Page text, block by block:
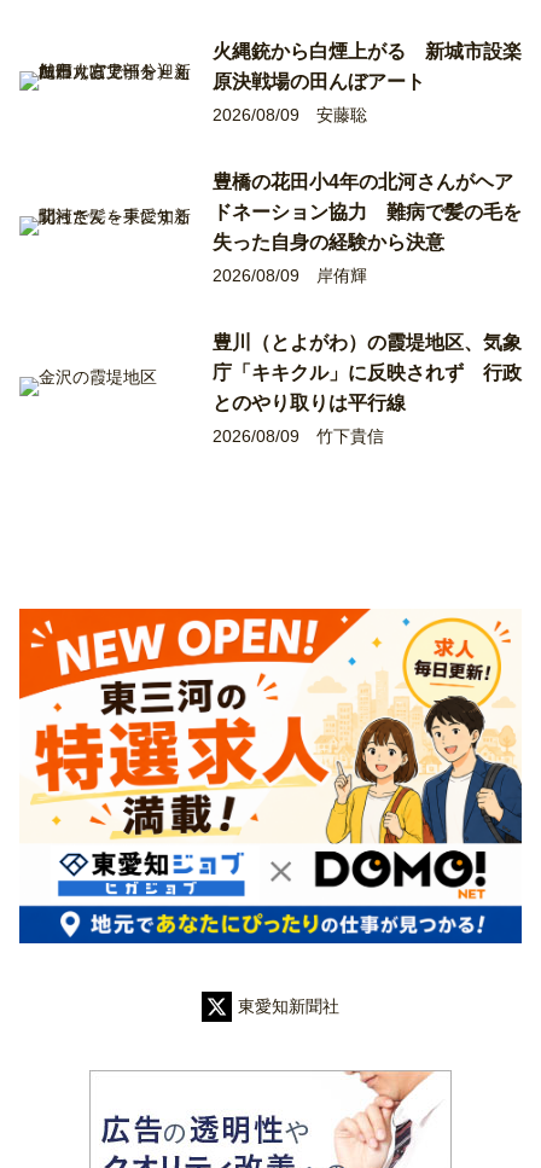
火縄銃から白煙上がる 新城市設楽
原決戦場の田んぼアート
2026/08/09 安藤聡
豊橋の花田小4年の北河さんがヘア
ドネーション協力 難病で髪の毛を
失った自身の経験から決意
2026/08/09 岸侑輝
豊川（とよがわ）の霞堤地区、気象
庁「キキクル」に反映されず 行政
とのやり取りは平行線
2026/08/09 竹下貴信
東愛知新聞社